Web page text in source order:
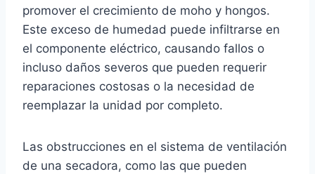
promover el crecimiento de moho y hongos.
Este exceso de humedad puede infiltrarse en
el componente eléctrico, causando fallos o
incluso daños severos que pueden requerir
reparaciones costosas o la necesidad de
reemplazar la unidad por completo.
Las obstrucciones en el sistema de ventilación
de una secadora, como las que pueden